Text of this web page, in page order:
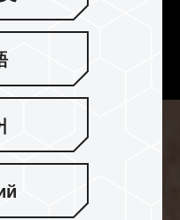
X-ray 방지와 고온 및
스트를 통과한 제품